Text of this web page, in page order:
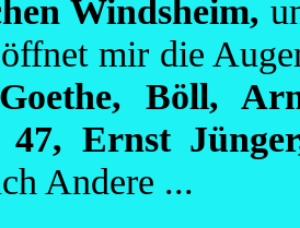
Windsheim,
mir die
Böll,
47, Ernst
Andere ...